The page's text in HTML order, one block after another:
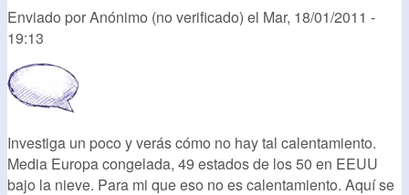
Enviado porAnónimo (no verificado) el Mar, 18/01/2011 -
19:13
Investiga un poco y verás cómo no hay tal calentamiento.
Media Europa congelada, 49 estados de los 50 en EEUU
bajo la nieve. Para mi que eso no es calentamiento. Aquí se